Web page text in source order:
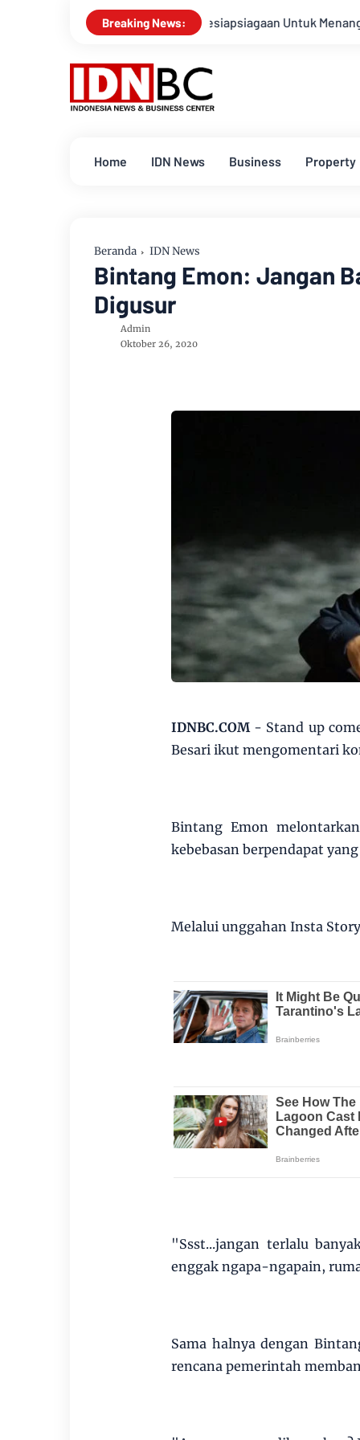
Breaking News:
Apel Gabungan Kesiapsiagaan Untuk Menanggulangi Bencana
Home IDN News Business Property
Beranda IDN News
Bintang Emon: Jangan
Digusur
Admin
Oktober 26, 2020
IDNBC.COM- Stand up
Besari ikut mengomentari
Bintang Emon
kebebasan berpendapat
Melalui unggahan Insta
"Ssst...jangan terlalu
enggak ngapa-ngapain,
Sama halnya dengan
rencana pemerintah